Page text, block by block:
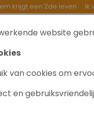
website
van cookies om
en
krijgt een 2de leven Ik
GOEDE DOELEN
met FID-detector